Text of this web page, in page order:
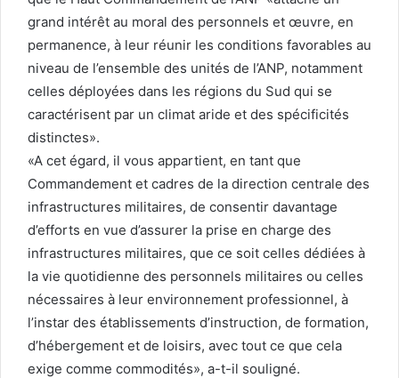
grand intérêt au moral des personnels et œuvre, en
permanence, à leur réunir les conditions favorables au
niveau de l’ensemble des unités de l’ANP, notamment
celles déployées dans les régions du Sud qui se
caractérisent par un climat aride et des spécificités
distinctes».
«A cet égard, il vous appartient, en tant que
Commandement et cadres de la direction centrale des
infrastructures militaires, de consentir davantage
d’efforts en vue d’assurer la prise en charge des
infrastructures militaires, que ce soit celles dédiées à
la vie quotidienne des personnels militaires ou celles
nécessaires à leur environnement professionnel, à
l’instar des établissements d’instruction, de formation,
d’hébergement et de loisirs, avec tout ce que cela
exige comme commodités», a-t-il souligné.